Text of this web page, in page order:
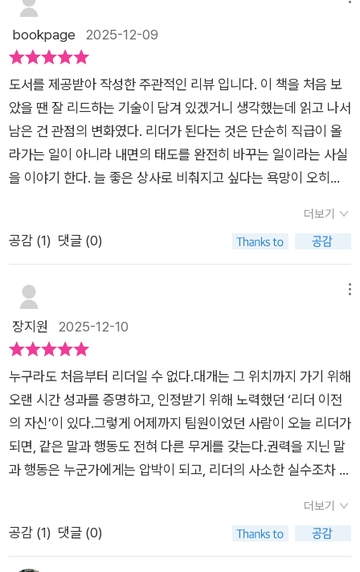
어디에 중심을 두어야 하고, 리더로 성장하기 위해 어떤 멘탈관리
고민들에 대해 조금은 내려놓음과 내가 해야 한다는 무게보다는
함께 성장해야 한다는 가장 기본적인 것부터 다시 생각하게 한다.
웅진지식하우스에서 출간한 [리더의 멘탈은 달라야 한다]에서
는 어떤 조직에서의 리더로서의 역할에 대한 부분 뿐만이 아니라
자기 스스로 , 즉 리더 자신의 기본적인 멘탈관리를 위한 방법도
wj_booking)방문하면 다양한 책들의 정보를 볼 수 있다. <도
다. 하지만 결코 한가지 모습이 아니다. 특정한 상황에서 진정성
있는 행동과 다른 상황에서 진정성 있는 행동은 매우 다를 수 있
다. 우리는 어떤 가치를 우선시할지 항상 선택하기 때문이다. p1
36. 아이러니하게도 똑똑하고 경험이 많으면 ‘나만 옳다’는 함정
에 빠질 가능성이 크다. 유능하고 명석하며 경험이 풍부한 사람은
타인의 관점을 쉽사리 받아들이지 못하는 경우가 꽤 많다. 물론
소신을 지키고 주변의 비판에 휘둘려 무너지지 않으려면 확고한
자아감이 필요하다. 그러나 자아감이 지나치게 부풀어 오르면 오
만함이 될 수 있다. 더 묻고 알려는 태도가 사라지고 오로지 자신
싸여 ‘다들 나더러 좋은 리더라고 하잖아. 그러니 나는 좋은리더
야’라고 믿는다. 그리고 그것을 어떤말이나 행동을 해도 괜찮다는
의미로 받아들이다. ‘상관’이 되는 것을 ‘우월하다’라는 말과 동의
사속에서 권력자들이 그러한 이유로 몰락의 길을 걷는 것을 많이
봐왔다. 성과를 내야한다는 압박감은 아랫사람의 잘못을 질책하
기만 할 뿐 책임지려 하지 않는다. 진정한 상사란 책임질 줄 아는
상사다. 모든 일을 직접 하는 것이 아니라 부하를 제대로 가르치
며 방향을 정해줄줄 알아야 한다. 그럼에도 그 상황을 회피하는
순간, 무능이 시작된다. 저자는 리더십을 자신을 어떻게 다룰 수
있느냐로 본다.제대로 된 리더십을 가지고 싶다면 본인부터 철저
하게 관리할 수 있어야 한다. 이에 책에는 자신을 돌아볼 수 있는
을 제대로 돌아 보아야 한다. 자아도취에 빠져있는 시간이 길수록
그 자리는 더이상 당신의 자리가 아니게 된다.#리더의멘탈은달
라야한다 #사비나나와즈#리더스북 #리더십 #멘탈 #좋은팀장#
웅진지식하우스 #북스타그램 #북리뷰 #신간 #책추천 #추천도
서 #베스트셀러 #독후감 #서평단 #도서협찬[ 웅진지식하우스
@woongjin_readers 출판사에서 도서를 협찬받아 주관적으로
근원을 이해하며, 단호함과 존중을 동시에 유지한다. 이는 멋들어
리는 실무적 방패다. 결국 이 책은 리더십을 ‘권위의 기술’이 아
니라 ‘마음을 돌보는 일’로 재정의한다. 흔들림을 견디는 사람만
이 흔들리는 사람들을 이끌 수 있다는 단순하고도 잔인한 진실을,
차갑지만 다정하게 일깨운다. “당신은 자신의 실수를 깨닫지 못
한다. 아무도 솔직하게 말해주지 않기 때문이다. ~ 그리고 아마
도 당신은 솔직한 피드백을 듣고 싶지 않을 것이다. 권력 간극이
만든 벽 안에 있는 것이 편하고 행복하기 때문이다. 그 안에서는
식적으로 채워지고, 이는 당신을 더욱 현실에서 멀어지게 한다.”
p82 “권력은 다른 이들이 우리의 행동을 해석하는 방식을 왜곡
하지만, 압박감은 우리의 행동을 변질시킨다. 우리의 장점이 어느
새 사나운 송곳니가 되어 거슬리는 사람을 공격한다. 감당할 수
있는 수준 이상으로 압박이 심해지면 궤도를 이탈하기 십상이다.
~ 압박에 시달리면 우리는 실제로 냉혹한 사람이 된다. 압박감에
짓눌리면 인내심과 겸손을 잃으면서 자신감이 오만함으로 변한
다. 우리는 이런 실수를 알아채지 못한다. 알다시피 권력이 눈을
가리는 탓이다. 그리고 최대치 눈금에 도달한 압력계가 가져온 결
급되는 것은 부하를 모질게 대하는 태도다. 다시 말해 부하의 업
무 의욕을 떨어뜨리고 성과까지 망치는 악당 같은 상사를 의미한
다. 이런 상사는 필요 이상으로 흥분하거나 지나치게 완강하거나,
bookpage 2025-12-09
도서를 제공받아 작성한 주관적인 리뷰 입니다. 이 책을 처음 보
았을 땐 잘 리드하는 기술이 담겨 있겠거니 생각했는데 읽고 나서
남은 건 관점의 변화였다. 리더가 된다는 것은 단순히 직급이 올
라가는 일이 아니라 내면의 태도를 완전히 바꾸는 일이라는 사실
을 이야기 한다. 늘 좋은 상사로 비춰지고 싶다는 욕망이 오히려
마음보다 옳은 선택을 해야 한다는 메시지. 불편하지만 결국 더
깊은 신뢰를 만든다는 것을 깨닫게 해준다. 리더라는 높은 직급
에 수반되는 압박들을 관리하는 것은 그 직급에서 해야 할 당연한
업무라는 이야기가 나오는데 이 대목에서 느껴지는 리더십의 무
게. 압박을 버티는 것이 능력이 아니라, 관리하는 것이 능력이라
는 말은 책임의 본질을 새롭게 이해하게 했다. 조직내 일어나는
소통의 오류라는 설명을 통해 사람이 문제가 아닌 이해되지 않았
던 것이 문제였다는 깨달음은 관계를 다시 바라보게 만드는 부분
이다.이 책은 완벽한 리더가 되는 법을 말하지 않는다.리더십은
능력이 아니라 멘탈이며, 권력의 함정과 압박을 스스로 관리할수
있을때 비로소 진정한 리더가 된다고 이야기한다.#리더십 #리더
의멘탈은달라야한다 #웅진지식하우스 #좋은팀장 #리더 #경영
관리
더보기
공감 (1) 댓글 (0)
장지원 2025-12-10
누구라도 처음부터 리더일 수 없다.대개는 그 위치까지 가기 위해
오랜 시간 성과를 증명하고, 인정받기 위해 노력했던 ‘리더 이전
의 자신’이 있다.그렇게 어제까지 팀원이었던 사람이 오늘 리더가
되면, 같은 말과 행동도 전혀 다른 무게를 갖는다.권력을 지닌 말
과 행동은 누군가에게는 압박이 되고, 리더의 사소한 실수조차 조
와즈는리더십의 위기는 능력 부족이 아니라 역할이 바뀌었음을
인식하지 못한 채 과거의 방식을 고수하는 데서 비롯된다고 말한
더보기
공감 (1) 댓글 (0)